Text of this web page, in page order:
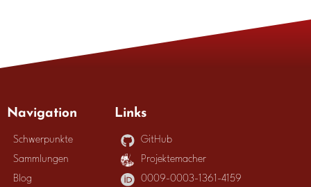
Navigation
Schwerpunkte
Sammlungen
Blog
Links
GitHub
Projektemacher
0009-0003-1361-4159